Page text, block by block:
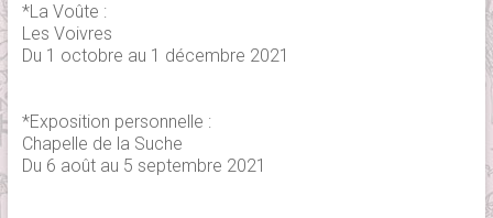
*La Voûte :
Les Voivres
Du 1 octobre au 1 décembre 2021
*Exposition personnelle :
Chapelle de la Suche
Du 6 août au 5 septembre 2021